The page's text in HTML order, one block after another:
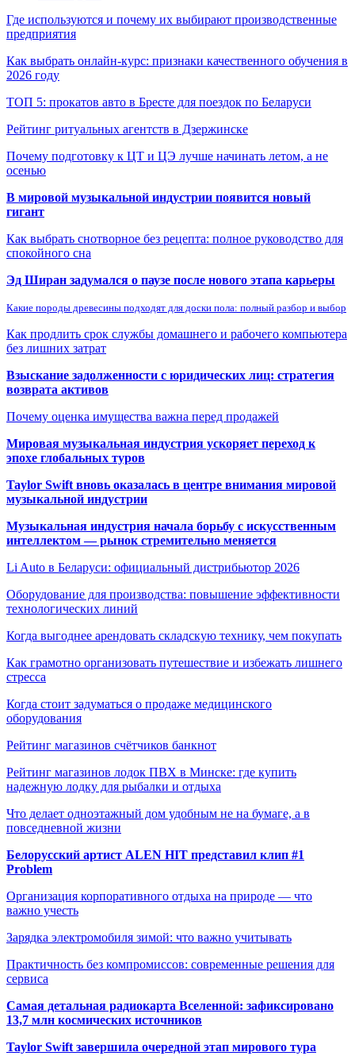
Где используются и почему их выбирают производственные
предприятия
Как выбрать онлайн-курс: признаки качественного обучения в
2026 году
ТОП 5: прокатов авто в Бресте для поездок по Беларуси
Рейтинг ритуальных агентств в Дзержинске
Почему подготовку к ЦТ и ЦЭ лучше начинать летом, а не
осенью
В мировой музыкальной индустрии появится новый
гигант
Как выбрать снотворное без рецепта: полное руководство для
спокойного сна
Эд Ширан задумался о паузе после нового этапа карьеры
Какие породы древесины подходят для доски пола: полный разбор и выбор
Как продлить срок службы домашнего и рабочего компьютера
без лишних затрат
Взыскание задолженности с юридических лиц: стратегия
возврата активов
Почему оценка имущества важна перед продажей
Мировая музыкальная индустрия ускоряет переход к
эпохе глобальных туров
Taylor Swift вновь оказалась в центре внимания мировой
музыкальной индустрии
Музыкальная индустрия начала борьбу с искусственным
интеллектом — рынок стремительно меняется
Li Auto в Беларуси: официальный дистрибьютор 2026
Оборудование для производства: повышение эффективности
технологических линий
Когда выгоднее арендовать складскую технику, чем покупать
Как грамотно организовать путешествие и избежать лишнего
стресса
Когда стоит задуматься о продаже медицинского
оборудования
Рейтинг магазинов счётчиков банкнот
Рейтинг магазинов лодок ПВХ в Минске: где купить
надежную лодку для рыбалки и отдыха
Что делает одноэтажный дом удобным не на бумаге, а в
повседневной жизни
Белорусский артист ALEN HIT представил клип #1
Problem
Организация корпоративного отдыха на природе — что
важно учесть
Зарядка электромобиля зимой: что важно учитывать
Практичность без компромиссов: современные решения для
сервиса
Самая детальная радиокарта Вселенной: зафиксировано
13,7 млн космических источников
Taylor Swift завершила очередной этап мирового тура